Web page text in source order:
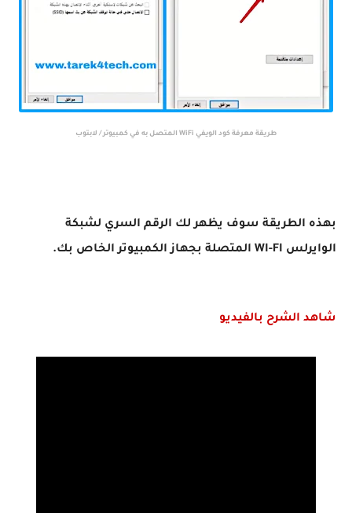
طريقة معرفة كود الويفي WiFi المتصل به في كمبيوتر / لابتوب
بهذه الطريقة سوف يظهر لك الرقم السري لشبكة
الوايرلس WI-FI المتصلة بجهاز الكمبيوتر الخاص بك.
شاهد الشرح بالفيديو